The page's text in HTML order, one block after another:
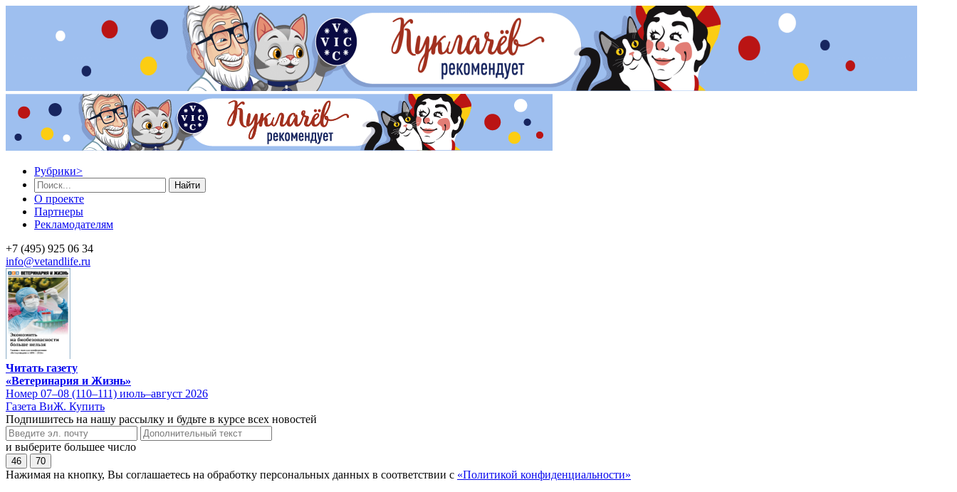
Рубрики>
Найти
О проекте
Партнеры
Рекламодателям
+7 (495) 925 06 34
info@vetandlife.ru
Читать газету
«Ветеринария и Жизнь»
Номер 07–08 (110–111) июль–август 2026
Газета ВиЖ. Купить
Подпишитесь на нашу рассылку и будьте в курсе всех новостей
и выберите большее число
46 70
Нажимая на кнопку, Вы соглашаетесь на обработку персональных данных в соответствии с «Политикой конфиденциальности»